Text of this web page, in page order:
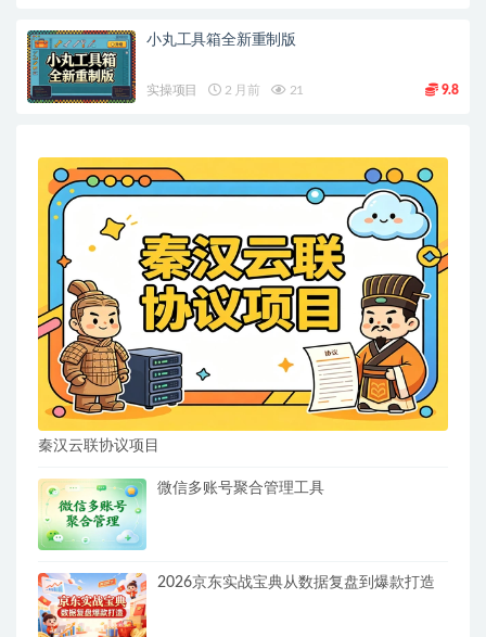
小丸工具箱全新重制版
实操项目 2 月前 21 9.8
秦汉云联协议项目
微信多账号聚合管理工具
2026京东实战宝典从数据复盘到爆款打造